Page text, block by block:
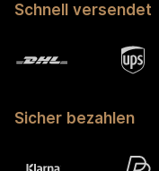
Schnell versendet
Sicher bezahlen